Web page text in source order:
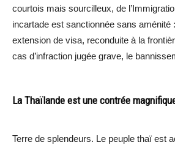
courtois mais sourcilleux, de
incartade est sanctionnée sans aménité
extension de visa, reconduite à la
cas d’infraction jugée grave, le
La Thaïlande est une contrée
Terre de splendeurs. Le peuple thaï est